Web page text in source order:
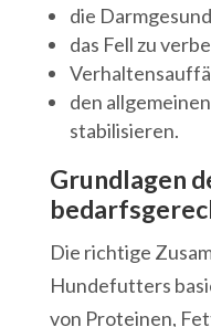
die
das Fell zu
den
stabilisieren.
Grundlagen
Die richtige
Hundefutters
von Proteinen,